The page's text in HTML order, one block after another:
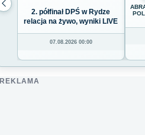
2. półfinał DPŚ w Rydze
relacja na żywo, wyniki LIVE
07.08.2026 00:00
REKLAMA